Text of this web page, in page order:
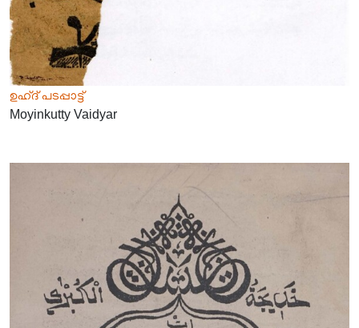
ഉഹ്ദ് പടപ്പാട്ട്
Moyinkutty Vaidyar